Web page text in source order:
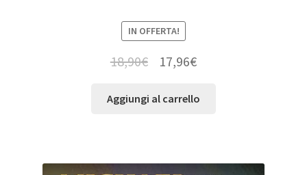
IN OFFERTA!
18,90€ 17,96€
Aggiungi al carrello